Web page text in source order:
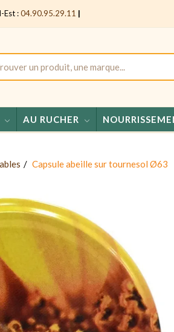
Est :04.90.95.29.11 |
AU RUCHER
Capsule abeille sur tournesol Ø63